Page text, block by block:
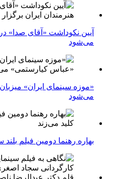
آیین نکوداشت «آقای صدا»
می‌شود
«موزه سینمای ایران»
می‌شود
بهاره رهنما دومین فیلم